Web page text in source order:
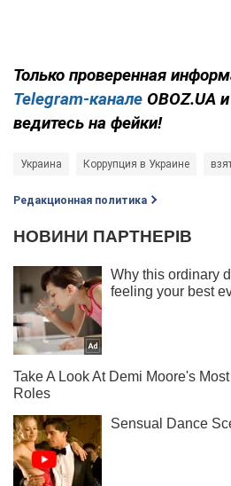
Только проверенная
Telegram-канале OBOZ.UA
ведитесь на фейки!
Украина Коррупция в Украине
Редакционная политика